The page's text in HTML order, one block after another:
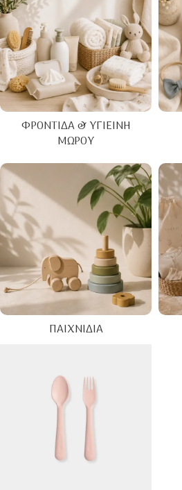
ΦΡΟΝΤΊΔΑ & ΥΓΙΕΙΝΉ
ΜΩΡΟΎ
ΠΑΙΧΝΊΔΙΑ